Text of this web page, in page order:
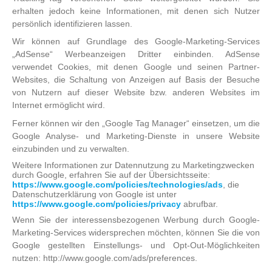
erhalten jedoch keine Informationen, mit denen sich Nutzer
persönlich identifizieren lassen.
Wir können auf Grundlage des Google-Marketing-Services
„AdSense“ Werbeanzeigen Dritter einbinden. AdSense
verwendet Cookies, mit denen Google und seinen Partner-
Websites, die Schaltung von Anzeigen auf Basis der Besuche
von Nutzern auf dieser Website bzw. anderen Websites im
Internet ermöglicht wird.
Ferner können wir den „Google Tag Manager“ einsetzen, um die
Google Analyse- und Marketing-Dienste in unsere Website
einzubinden und zu verwalten.
Weitere Informationen zur Datennutzung zu Marketingzwecken
durch Google, erfahren Sie auf der Übersichtsseite:
https://www.google.com/policies/technologies/ads , die
Datenschutzerklärung von Google ist unter
https://www.google.com/policies/privacy abrufbar.
Wenn Sie der interessensbezogenen Werbung durch Google-
Marketing-Services widersprechen möchten, können Sie die von
Google gestellten Einstellungs- und Opt-Out-Möglichkeiten
nutzen: http://www.google.com/ads/preferences.